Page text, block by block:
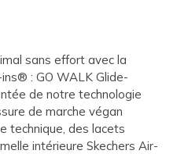
sans effort avec la
: GO WALK Glide-
de notre technologie
de marche végan
technique, des lacets
intérieure Skechers Air-